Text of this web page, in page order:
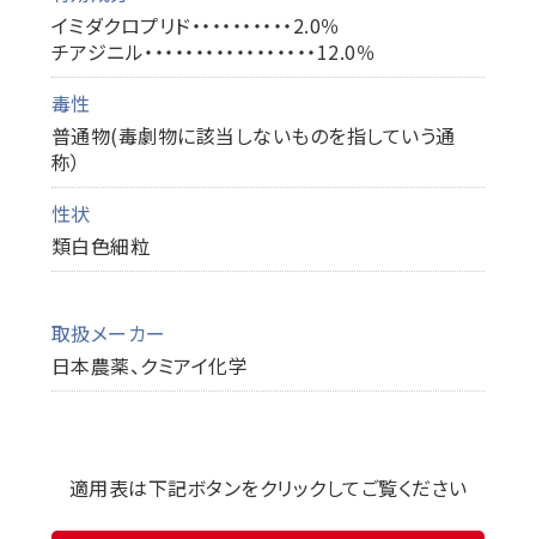
イミダクロプリド・・・・・・・・・・2.0％
チアジニル・・・・・・・・・・・・・・・・・12.0％
毒性
普通物(毒劇物に該当しないものを指していう通
称）
性状
類白色細粒
取扱メーカー
日本農薬、クミアイ化学
適用表は下記ボタンをクリックしてご覧ください